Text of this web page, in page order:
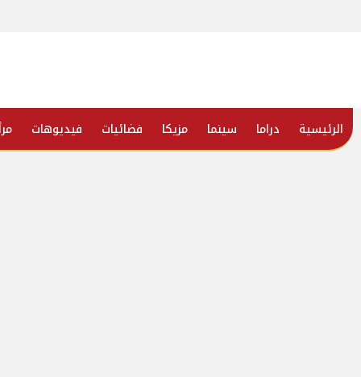
الرئيسية دراما سينما مزيكا فضائيات فيديوهات